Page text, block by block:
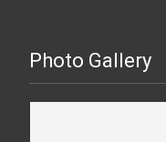
Photo Gallery